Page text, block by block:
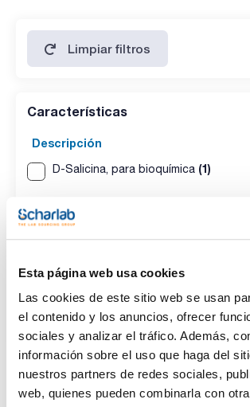
Esta página web usa cookies
Las cookies de este sitio web se usan
el contenido y los anuncios, ofrecer
sociales y analizar el tráfico. Además,
información sobre el uso que haga del
nuestros partners de redes sociales,
web, quienes pueden combinarla con
Limpiar filtros
Características
Descripción
D-Salicina, para bioquímica (1)
Tipo de envase
Frasco de plástico(1)
Presentación
(1)